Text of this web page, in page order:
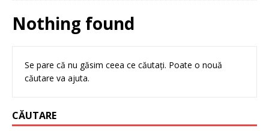
Nothing found
Se pare că nu găsim ceea ce căutați. Poate o nouă
căutare va ajuta.
CĂUTARE